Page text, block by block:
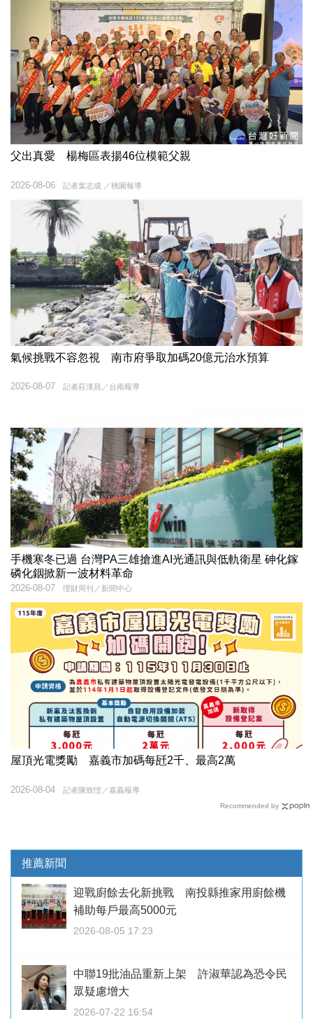
父出真愛 楊梅區表揚46位模範父親
記者葉志成 ／桃園報導
2026-08-06
氣候挑戰不容忽視 南市府爭取加碼20億元治水預算
記者莊漢昌／台南報導
2026-08-07
手機寒冬已過 台灣PA三雄搶進AI光通訊與低軌衛星 砷化鎵
磷化銦掀新一波材料革命
理財周刊／新聞中心
2026-08-07
屋頂光電獎勵 嘉義市加碼每瓩2千、最高2萬
記者陳致愷／嘉義報導
2026-08-04
Recommended by
推薦新聞
迎戰廚餘去化新挑戰 南投縣推家用廚餘機
補助每戶最高5000元
2026-08-05 17:23
中聯19批油品重新上架 許淑華認為恐令民
眾疑慮增大
2026-07-22 16:54